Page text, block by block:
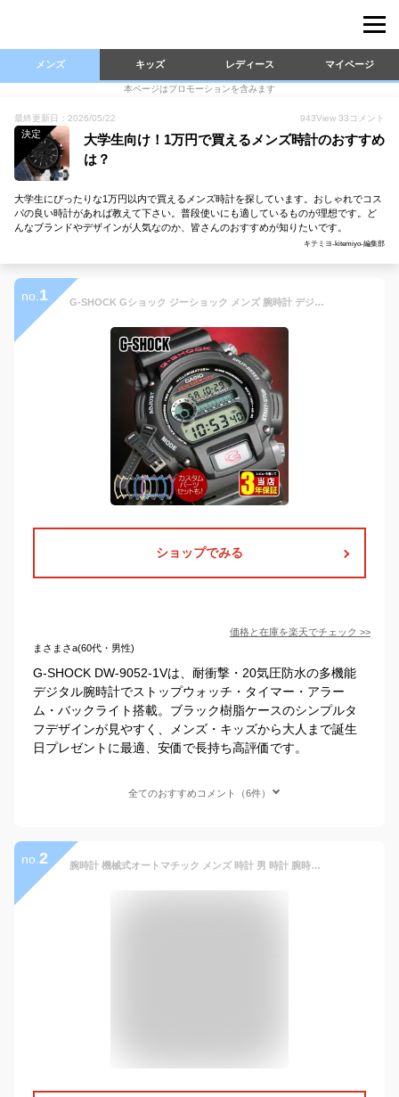
メンズ キッズ レディース マイページ
本ページはプロモーションを含みます
最終更新日：2026/05/22 943View 33 コメント
決定
大学生向け！1万円で買えるメンズ時計のおすすめ
は？
大学生にぴったりな1万円以内で買えるメンズ時計を探しています。おしゃれでコス
パの良い時計があれば教えて下さい。普段使いにも適しているものが理想です。ど
んなブランドやデザインが人気なのか、皆さんのおすすめが知りたいです。
キテミヨ-kitemiyo-編集部
no. 1 G-SHOCK Gショック ジーショック メンズ 腕時計 デジタル DW-9052-1V 時計 多機能 防水 黒 ブラック 男性 誕生日 旦那 彼氏 中学生 高校生 大学生 男子 見やすい 子供 キッズ 時計 カシオ CASIO 安い 入学祝い 合格祝い 卒業祝い 父の日 2026 実用的 男の子 時計 ギフト
ショップでみる
価格と在庫を楽天でチェック >>
まさまさa(60代・男性)
G-SHOCK DW-9052-1Vは、耐衝撃・20気圧防水の多機能
デジタル腕時計でストップウォッチ・タイマー・アラー
ム・バックライト搭載。ブラック樹脂ケースのシンプルタ
フデザインが見やすく、メンズ・キッズから大人まで誕生
日プレゼントに最適、安価で長持ち高評価です。
全てのおすすめコメント（6件）
no. 2 腕時計 機械式オートマチック メンズ 時計 男 時計 腕時計 ビジネス 仕事 スーツ クロノ クロノグラフ フォーマル 高級感溢れる腕時計 おしゃれ メタル 革 成人 お祝い 記念 ギフト 父の日 オールスケルトン 機械式腕時計